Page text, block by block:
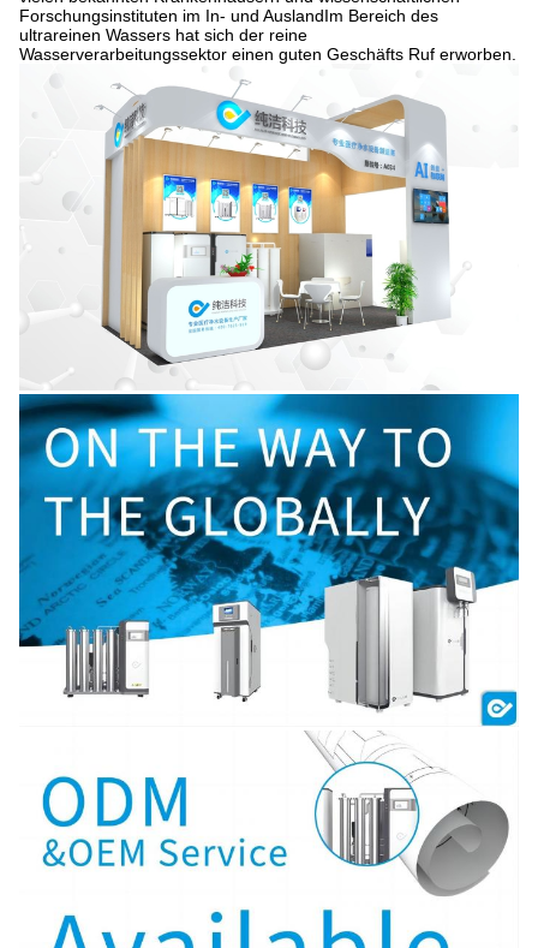
Forschungsinstituten im In- und AuslandIm Bereich des
ultrareinen Wassers hat sich der reine
Wasserverarbeitungssektor einen guten Geschäfts Ruf erworben.